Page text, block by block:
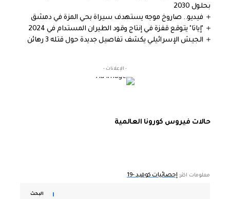
بحلول 2030
فيديو.. صاروخ موجه يستهدف سيراة بحي المزة في دمشق
"إياتا" يتوقع قفزة في إنتاج وقود الطيران المستدام في 2024
الجيش الإسرائيلي يكشف تفاصيل جديدة حول قتله 3 رهائن
- الإعلانات -
حالات فيروس كورونا العالمية
معلومات اكثر: إحصائيات كوفيد -19
البحث